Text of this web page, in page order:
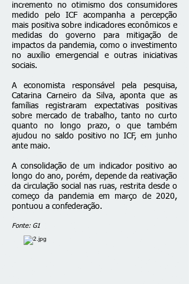
incremento no otimismo dos consumidores
medido pelo ICF acompanha a percepção
mais positiva sobre indicadores econômicos e
medidas do governo para mitigação de
impactos da pandemia, como o investimento
no auxílio emergencial e outras iniciativas
sociais.
A economista responsável pela pesquisa,
Catarina Carneiro da Silva, aponta que as
famílias registraram expectativas positivas
sobre mercado de trabalho, tanto no curto
quanto no longo prazo, o que também
ajudou no saldo positivo no ICF, em junho
ante maio.
A consolidação de um indicador positivo ao
longo do ano, porém, depende da reativação
da circulação social nas ruas, restrita desde o
começo da pandemia em março de 2020,
pontuou a confederação.
Fonte: G1